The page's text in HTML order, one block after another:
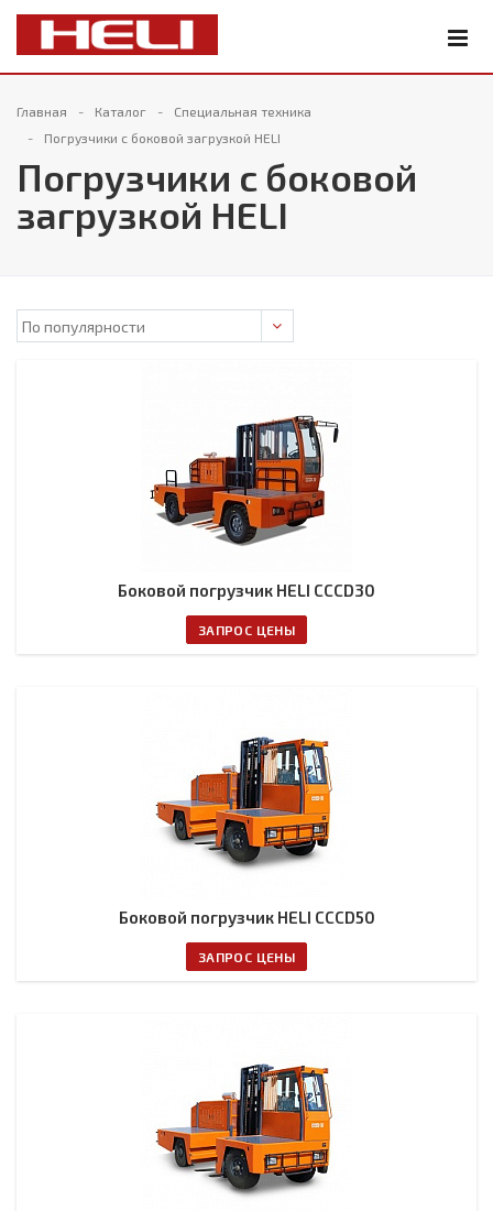
Главная Каталог
Специальная техника
Погрузчики с боковой загрузкой HELI
Погрузчики с боковой
загрузкой HELI
Боковой погрузчик HELI CCCD30
ЗАПРОС ЦЕНЫ
Боковой погрузчик HELI CCCD50
ЗАПРОС ЦЕНЫ